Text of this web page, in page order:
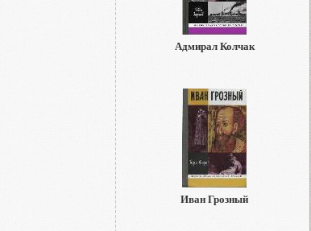
Адмирал Колчак
Иван Грозный